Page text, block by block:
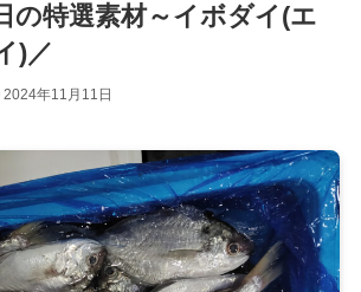
の特選素材～イボダイ(エ
)／
2024年11月11日